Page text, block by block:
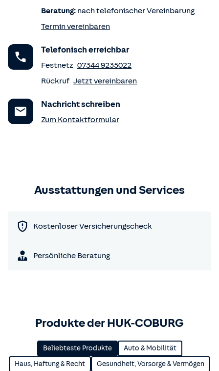
Beratung: nach telefonischer Vereinbarung
Termin vereinbaren
Telefonisch erreichbar
Festnetz 07344 9235022
Rückruf Jetzt vereinbaren
Nachricht schreiben
Zum Kontaktformular
Ausstattungen und Services
Kostenloser Versicherungscheck
Persönliche Beratung
Produkte der HUK-COBURG
Beliebteste Produkte Auto & Mobilität
Haus, Haftung & Recht Gesundheit, Vorsorge & Vermögen